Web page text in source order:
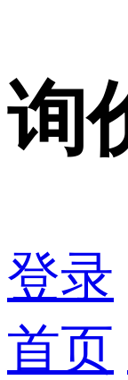
询
登录
首页